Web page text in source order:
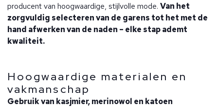
producent van hoogwaardige, stijlvolle mode. Van het
zorgvuldig selecteren van de garens tot het met de
hand afwerken van de naden – elke stap ademt
kwaliteit.
Hoogwaardige materialen en
vakmanschap
Gebruik van kasjmier, merinowol en katoen